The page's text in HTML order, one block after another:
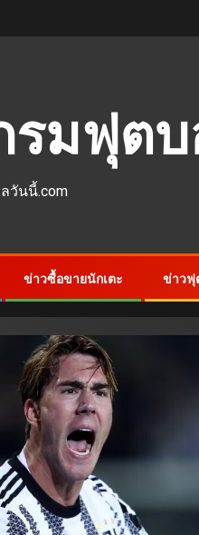
รมฟุต
วันนี้.com
ข่าวซื้อขายนักเตะ ข่าวฟุ